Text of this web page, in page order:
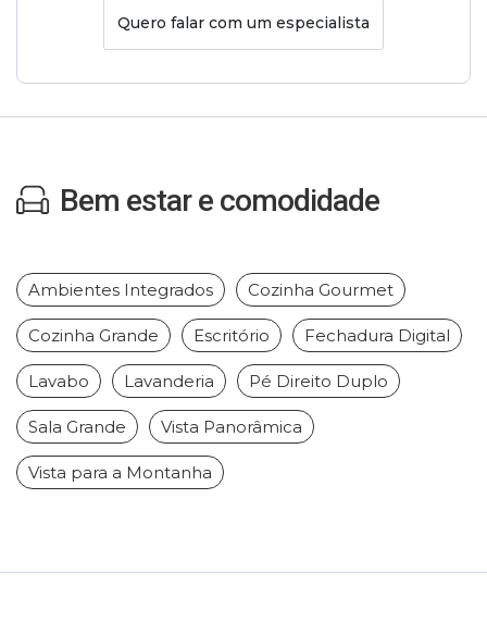
Quero falar com um especialista
Bem estar e comodidade
Ambientes Integrados Cozinha Gourmet
Cozinha Grande Escritório Fechadura Digital
Lavabo Lavanderia Pé Direito Duplo
Sala Grande Vista Panorâmica
Vista para a Montanha